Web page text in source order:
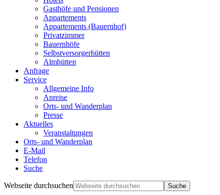
Gasthöfe und Pensionen
Appartements
Appartements (Bauernhof)
Privatzimmer
Bauernhöfe
Selbstversorgerhütten
Almhütten
Anfrage
Service
Allgemeine Info
Anreise
Orts- und Wanderplan
Presse
Aktuelles
Veranstaltungen
Orts- und Wanderplan
E-Mail
Telefon
Suche
Webseite durchsuchen